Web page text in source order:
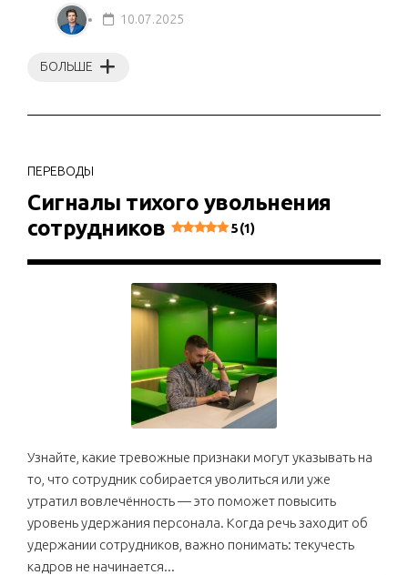
БОЛЬШЕ
10.07.2025
ПЕРЕВОДЫ
Сигналы тихого увольнения
сотрудников
5 (1)
Узнайте, какие тревожные признаки могут указывать на
то, что сотрудник собирается уволиться или уже
утратил вовлечённость — это поможет повысить
уровень удержания персонала. Когда речь заходит об
удержании сотрудников, важно понимать: текучесть
кадров не начинается...